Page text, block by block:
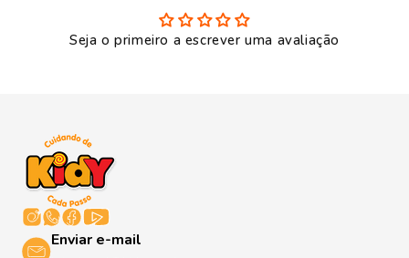
Seja o primeiro a escrever uma avaliação
Enviar e-mail